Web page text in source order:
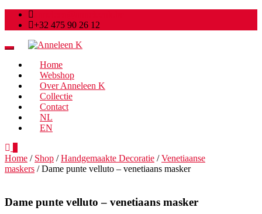
+32 475 90 26 12
Toggle
navigationHome
Webshop
Over Anneleen K
Collectie
Contact
NL
EN
Home / Shop /Handgemaakte Decoratie /Venetiaanse
maskers / Dame punte velluto – venetiaans masker
Dame punte velluto – venetiaans masker